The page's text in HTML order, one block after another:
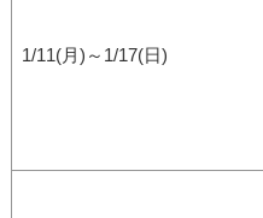
1/11(月)～1/17(日)